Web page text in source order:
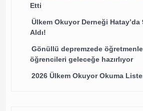
Etti
Ülkem Okuyor Derneği Hatay’da
Aldı!
Gönüllü depremzede
öğrencileri geleceğe hazırlıyor
2026 Ülkem Okuyor Okuma